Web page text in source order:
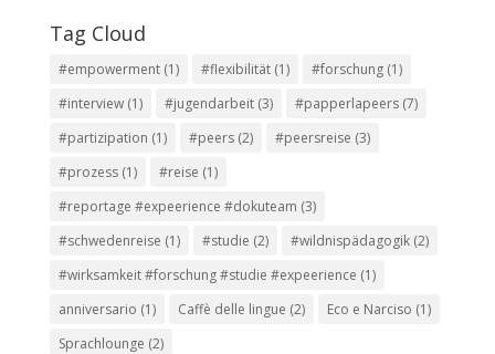
Tag Cloud
#empowerment(1) #flexibilität(1) #forschung(1)
#interview(1) #jugendarbeit(3) #papperlapeers(7)
#partizipation (1) #peers(2) #peersreise (3)
#prozess(1) #reise (1)
#reportage #expeerience #dokuteam (3)
#schwedenreise (1) #studie (2) #wildnispädagogik(2)
#wirksamkeit #forschung #studie #expeerience (1)
anniversario (1) Caffè delle lingue (2) Eco e Narciso (1)
Sprachlounge (2)